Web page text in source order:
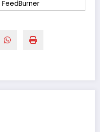
FeedBurner